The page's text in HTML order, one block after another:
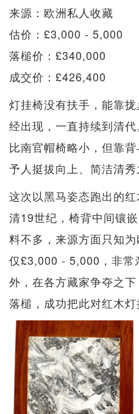
来源：欧洲私人收藏
估价：£3,000 - 5,000
落槌价：£340,000
成交价：£426,400
灯挂椅没有扶手，能靠
经出现，一直持续到清
比南官帽椅略小，但靠
予人挺拔向上、简洁清秀
这次以黑马姿态跑出的
清19世纪，椅背中间镶
料不多，来源方面只知
仅£3,000 - 5,000，非常
外，在各方藏家争夺之
落槌，成功把此对红木灯